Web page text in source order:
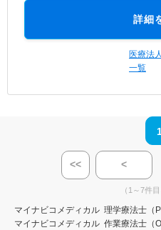
詳細
医療法
一覧
<< <
（1～7件
マイナビコメディカル 理学療法士（
マイナビコメディカル 作業療法士（